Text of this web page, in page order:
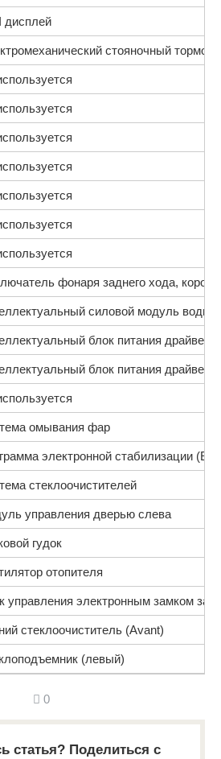
дисплей
стояночный тормоз
фонаря заднего хода,
силовой модуль
блок питания драйвера
блок питания драйвера
омывания фар
электронной стабилизации
стеклоочистителей
управления дверью слева
гудок
отопителя
управления электронным замком
стеклоочиститель (Avant)
(левый)
0
статья? Поделиться с